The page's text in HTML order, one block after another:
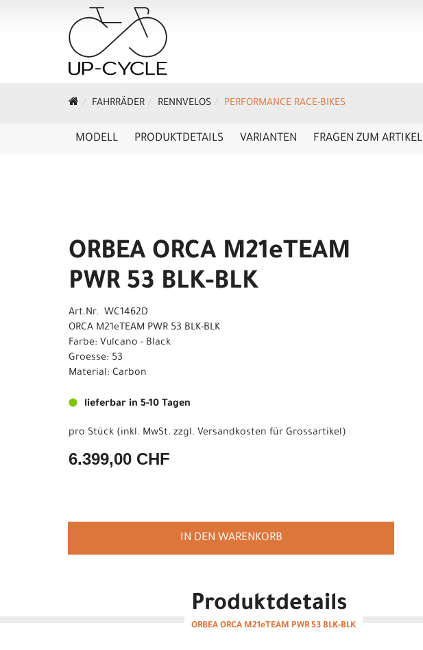
FAHRRÄDER RENNVELOS PERFORMANCE RACE-BIKES
MODELL PRODUKTDETAILS VARIANTEN FRAGEN ZUM ARTIKEL
ORBEA ORCA M21eTEAM
PWR 53 BLK-BLK
Art.Nr. WC1462D
ORCA M21eTEAM PWR 53 BLK-BLK
Farbe: Vulcano - Black
Groesse: 53
Material: Carbon
lieferbar in 5-10 Tagen
pro Stück (inkl. MwSt. zzgl. Versandkosten für Grossartikel)
6.399,00 CHF
IN DEN WARENKORB
Produktdetails
ORBEA ORCA M21eTEAM PWR 53 BLK-BLK